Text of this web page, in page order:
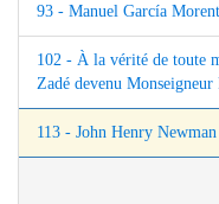
93 - Manuel García
102 - À la vérité de toute
Zadé devenu
113 - John Henry